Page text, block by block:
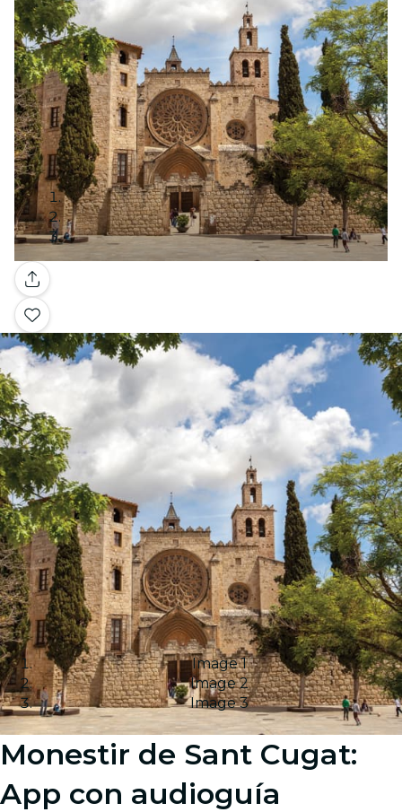
Galería
Image 1
Image 2
Image 3
Monestir de Sant Cugat:
App con audioguía